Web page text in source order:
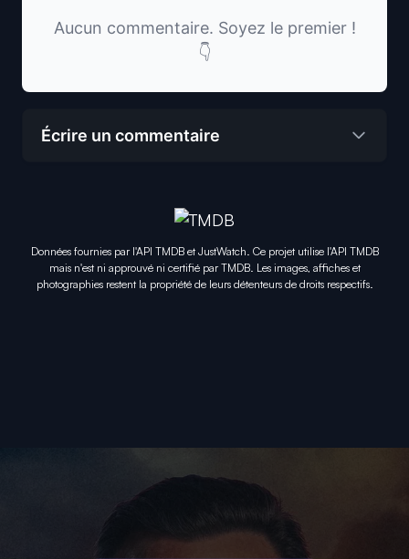
Aucun commentaire. Soyez le premier !
👇
Écrire un commentaire
Données fournies par l'API TMDB et JustWatch. Ce projet utilise l'API TMDB
mais n'est ni approuvé ni certifié par TMDB. Les images, affiches et
photographies restent la propriété de leurs détenteurs de droits respectifs.